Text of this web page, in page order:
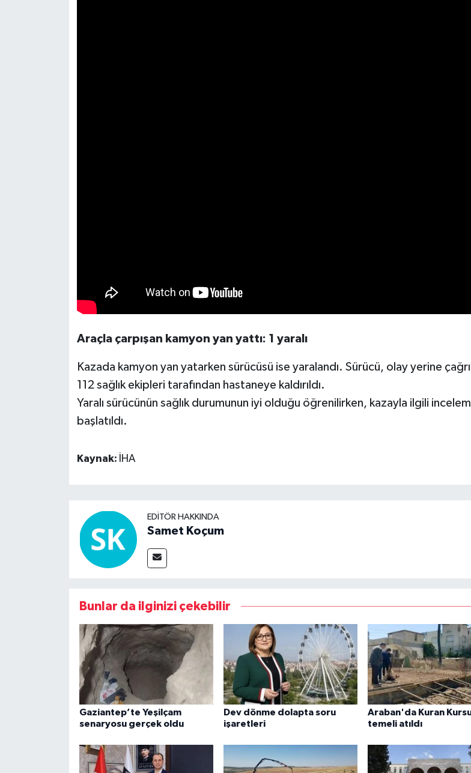
Araçla çarpışan kamyon yan yattı: 1 yaralı
Kazada kamyon yan yatarken sürücüsü ise yaralandı. Sürücü, olay yerine
112 sağlık ekipleri tarafından hastaneye kaldırıldı.
Yaralı sürücünün sağlık durumunun iyi olduğu öğrenilirken, kazayla ilgili
başlatıldı.
Kaynak: İHA
EDITÖR HAKKINDA
Samet Koçum
Bunlar da ilginizi çekebilir
Gaziantep’te Yeşilçam
senaryosu gerçek oldu
Dev dönme dolapta soru
işaretleri
Araban'da Kuran
temeli atıldı